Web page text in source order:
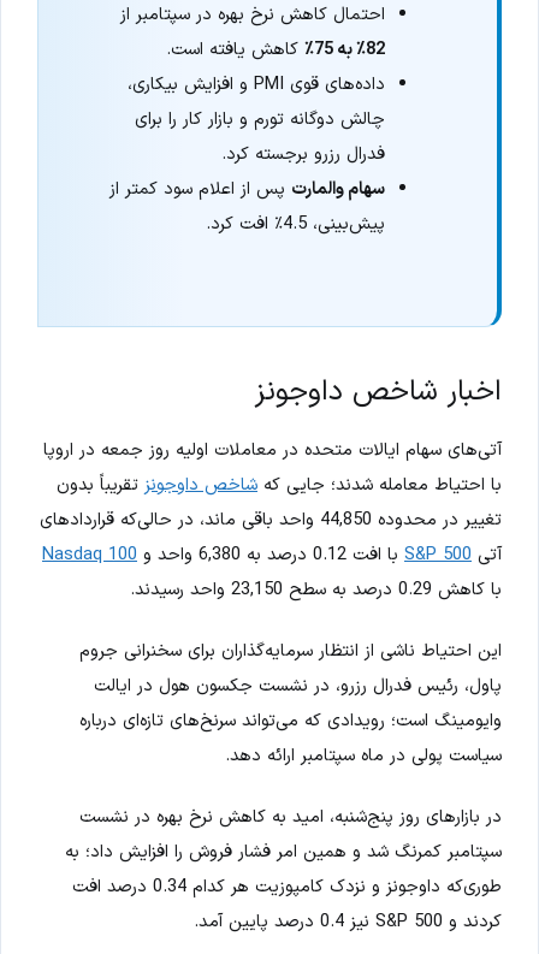
احتمال کاهش نرخ بهره در سپتامبر از
82٪ به 75٪
کاهش یافته است.
داده‌های قوی PMI و افزایش بیکاری،
چالش دوگانه تورم و بازار کار را برای
فدرال رزرو برجسته کرد.
سهام والمارت پس از اعلام سود کمتر از
پیش‌بینی، 4.5٪ افت کرد.
اخبار شاخص داوجونز
آتی‌های سهام ایالات متحده در معاملات اولیه روز جمعه در اروپا
با احتیاط معامله شدند؛ جایی که شاخص داوجونز تقریباً بدون
تغییر در محدوده 44,850 واحد باقی ماند، در حالی‌که قراردادهای
آتی S&P 500 با افت 0.12 درصد به 6,380 واحد و
Nasdaq 100
با کاهش 0.29 درصد به سطح 23,150 واحد رسیدند.
این احتیاط ناشی از انتظار سرمایه‌گذاران برای سخنرانی جروم
پاول، رئیس فدرال رزرو، در نشست جکسون هول در ایالت
وایومینگ است؛ رویدادی که می‌تواند سرنخ‌های تازه‌ای درباره
سیاست پولی در ماه سپتامبر ارائه دهد.
در بازارهای روز پنج‌شنبه، امید به کاهش نرخ بهره در نشست
سپتامبر کمرنگ شد و همین امر فشار فروش را افزایش داد؛ به
طوری‌که داوجونز و نزدک کامپوزیت هر کدام 0.34 درصد افت
کردند و S&P 500 نیز 0.4 درصد پایین آمد.